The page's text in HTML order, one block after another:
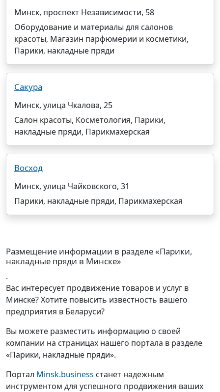
Минск, проспект Независимости, 58
Оборудование и материалы для салонов
красоты, Магазин парфюмерии и косметики,
Парики, накладные пряди
Сакура
Минск, улица Чкалова, 25
Салон красоты, Косметология, Парики,
накладные пряди, Парикмахерская
Восход
Минск, улица Чайковского, 31
Парики, накладные пряди, Парикмахерская
Размещение информации в разделе «Парики,
накладные пряди в Минске»
.
Вас интересует продвижение товаров и услуг в
Минске? Хотите повысить известность вашего
предприятия в Беларуси?
Вы можете разместить информацию о своей
компании на страницах нашего портала в разделе
«Парики, накладные пряди».
Портал Minsk.business станет надежным
инструментом для успешного продвижения ваших